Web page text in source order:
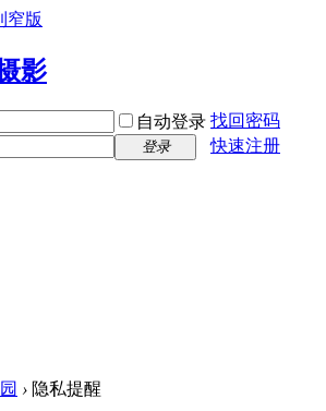
窄版
自动登录 找回密码
登录
快速注册
› 隐私提醒